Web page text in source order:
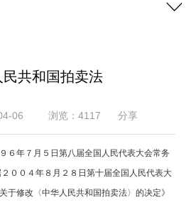
民共和国拍卖法
06 浏览：4117 分享
６年７月５日第八届全国人民代表大会常务
００４年８月２８日第十届全国人民代表大
于修改〈中华人民共和国拍卖法〉的决定》